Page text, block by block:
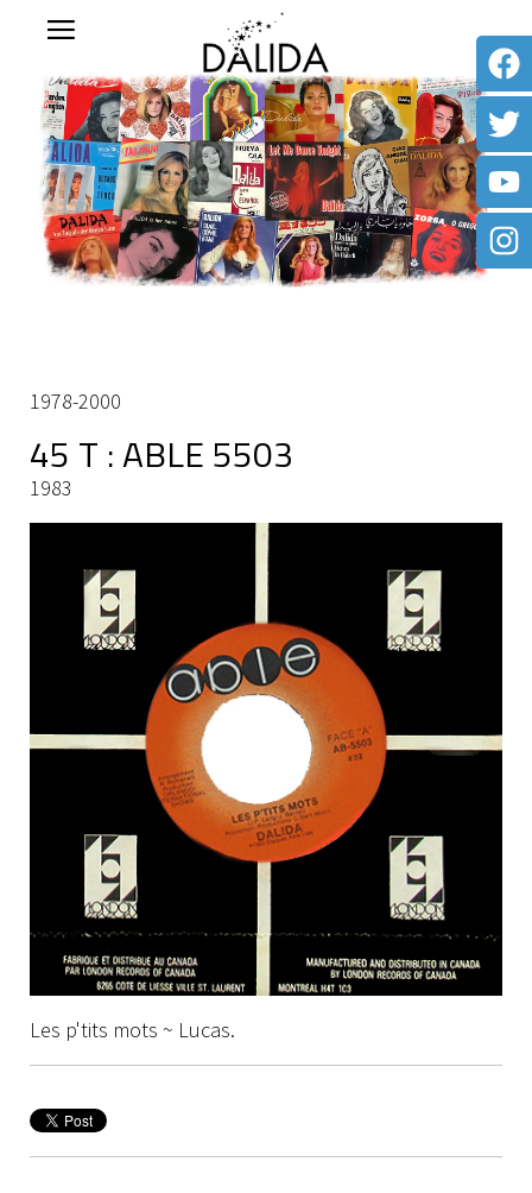
1978-2000
45 T : ABLE 5503
1983
Les p'tits mots ~ Lucas.